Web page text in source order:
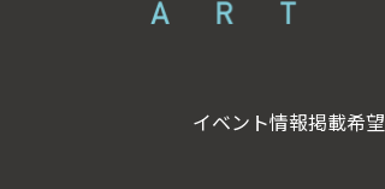
イベント情報掲載希望